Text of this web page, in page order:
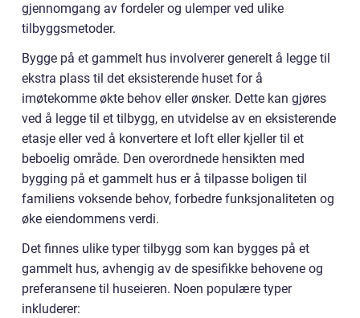
gjennomgang av fordeler og ulemper ved ulike
tilbyggsmetoder.
Bygge på et gammelt hus involverer generelt å legge til
ekstra plass til det eksisterende huset for å
imøtekomme økte behov eller ønsker. Dette kan gjøres
ved å legge til et tilbygg, en utvidelse av en eksisterende
etasje eller ved å konvertere et loft eller kjeller til et
beboelig område. Den overordnede hensikten med
bygging på et gammelt hus er å tilpasse boligen til
familiens voksende behov, forbedre funksjonaliteten og
øke eiendommens verdi.
Det finnes ulike typer tilbygg som kan bygges på et
gammelt hus, avhengig av de spesifikke behovene og
preferansene til huseieren. Noen populære typer
inkluderer: